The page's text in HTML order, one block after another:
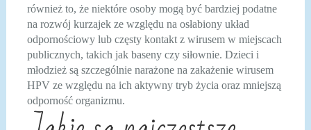
również to, że niektóre osoby mogą być bardziej podatne
na rozwój kurzajek ze względu na osłabiony układ
odpornościowy lub częsty kontakt z wirusem w miejscach
publicznych, takich jak baseny czy siłownie. Dzieci i
młodzież są szczególnie narażone na zakażenie wirusem
HPV ze względu na ich aktywny tryb życia oraz mniejszą
odporność organizmu.